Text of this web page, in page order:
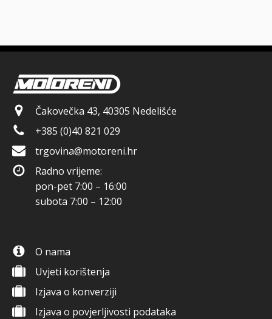
Čakovečka 43, 40305 Nedelišće
+385 (0)40 821 029
trgovina@motoreni.hr
Radno vrijeme:
pon-pet 7:00 – 16:00
subota 7:00 – 12:00
O nama
Uvjeti korištenja
Izjava o konverziji
Izjava o povjerljivosti podataka